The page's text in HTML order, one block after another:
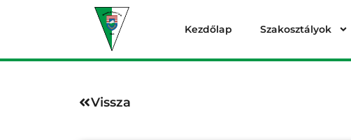
Kezdőlap Szakosztályok
Vissza